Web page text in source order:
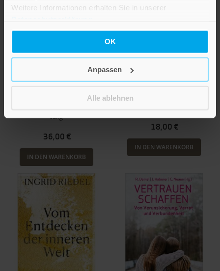
Weitere Informationen erhalten Sie in unserer
OK
Anpassen
Alle ablehnen
Ursprungsgeschichte
Jung
36,00 €
IN DEN WARENKORB
Vertrauen braucht
18,00 €
IN DEN WARENKORB